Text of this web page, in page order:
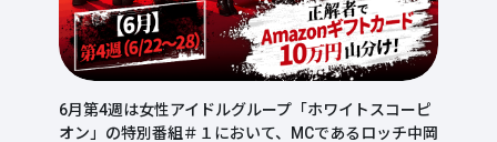
6月第4週は女性アイドルグループ「ホワイトスコーピ
オン」の特別番組＃１において、MCであるロッチ中岡